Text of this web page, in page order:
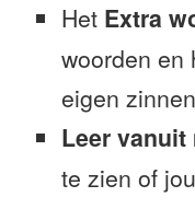
Het Extra
woorden en
eigen zinnen
Leer vanuit
te zien of